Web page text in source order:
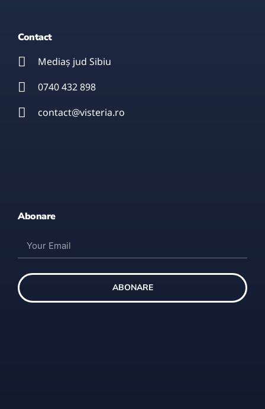
Contact
Mediaș jud Sibiu
0740 432 898
contact@visteria.ro
Abonare
ABONARE